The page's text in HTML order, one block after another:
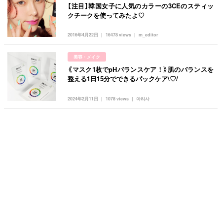
2016年4月22日 m_editor
16478 views
【注目】韓国女子に人気のカラーの3CEのスティッ
クチークを使ってみたよ♡
美容・メイク
2024年2月11日 아리사
1078 views
《マスク1枚でpHバランスケア！》肌のバランスを
整える1日15分でできるパックケア\♡/